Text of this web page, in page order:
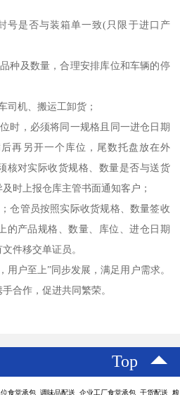
号是否与装箱单一致(只限于进口产
种及数量，合理安排库位和车辆的停
司机、搬运工卸货；
时，必须将同一规格且同一进仓日期
再另开一个库位，尾数托盘放在外
核对实际收货规格、数量是否与送货
时上报仓库主管书面通知客户；
仓管员按照实际收货规格、数量签收
的产品规格、数量、库位、进仓日期
件移交单证员。
用户至上”同步发展，满足用户需求。
合作，促进共同繁荣。
Top
食堂承包 调味品配送 企业工厂食堂承包 干货配送 粮